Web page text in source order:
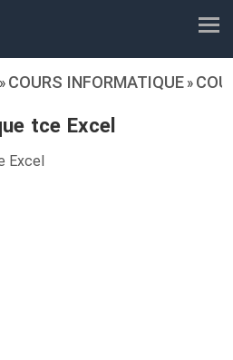
» COURS INFORMATIQUE »
tce Excel